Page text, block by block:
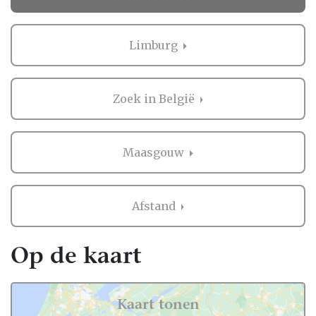
Ervaringen van andere bruidsparen met
Touringcars in Maasgouw
Zaken regelen voor jullie bruiloft is erg
belangrijk. Het is dus niet zo gek dat je
graag eerst ervaringen van andere
Maasgouw. Want zij hebben het live ervaren
en zijn natuurlijk kritische beoordelaars!
Daarom hebben wij bij elke professional op
onze website een beoordeling van echte
bruidsparen staan. Indien deze al
beoordeeld is, natuurlijk. Soms vind je
namelijk ook nieuwe professionals op onze
website, en dan is het misschien wel aan
jullie om de eerste beoordeling te schrijven!
Limburg
Zoek in België
Maasgouw
Afstand
Op de kaart
Kaart tonen